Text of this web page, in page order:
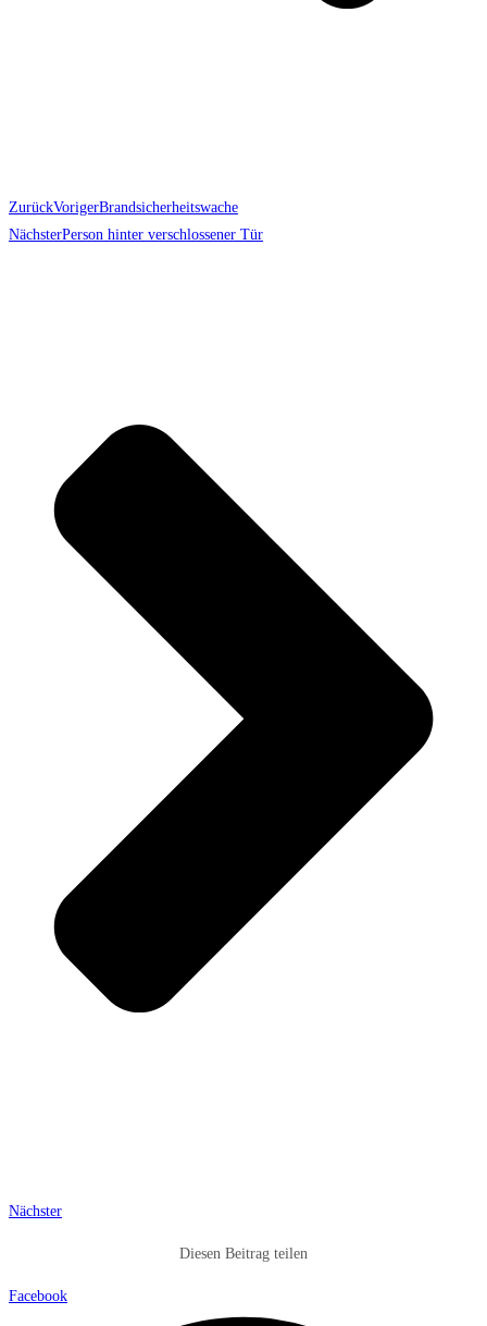
ZurückVorigerBrandsicherheitswache
NächsterPerson hinter verschlossener Tür
Nächster
Diesen Beitrag teilen
Facebook